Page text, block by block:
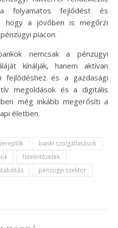
folyamatos fejlődést és
hogy a jövőben is megőrzi
piacon.
nemcsak a pénzügyi
kínálják, hanem aktívan
fejlődéshez és a gazdasági
megoldások és a digitális
még inkább megerősíti a
életben.
banki szolgáltatások
hitelintézetek
pénzügyi szektor